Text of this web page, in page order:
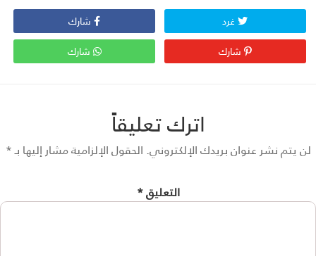
غرد
شارك
شارك
شارك
اترك تعليقاً
يتم نشر عنوان بريدك الإلكتروني. الحقول الإلزامية مشار إليها بـ*
التعليق*